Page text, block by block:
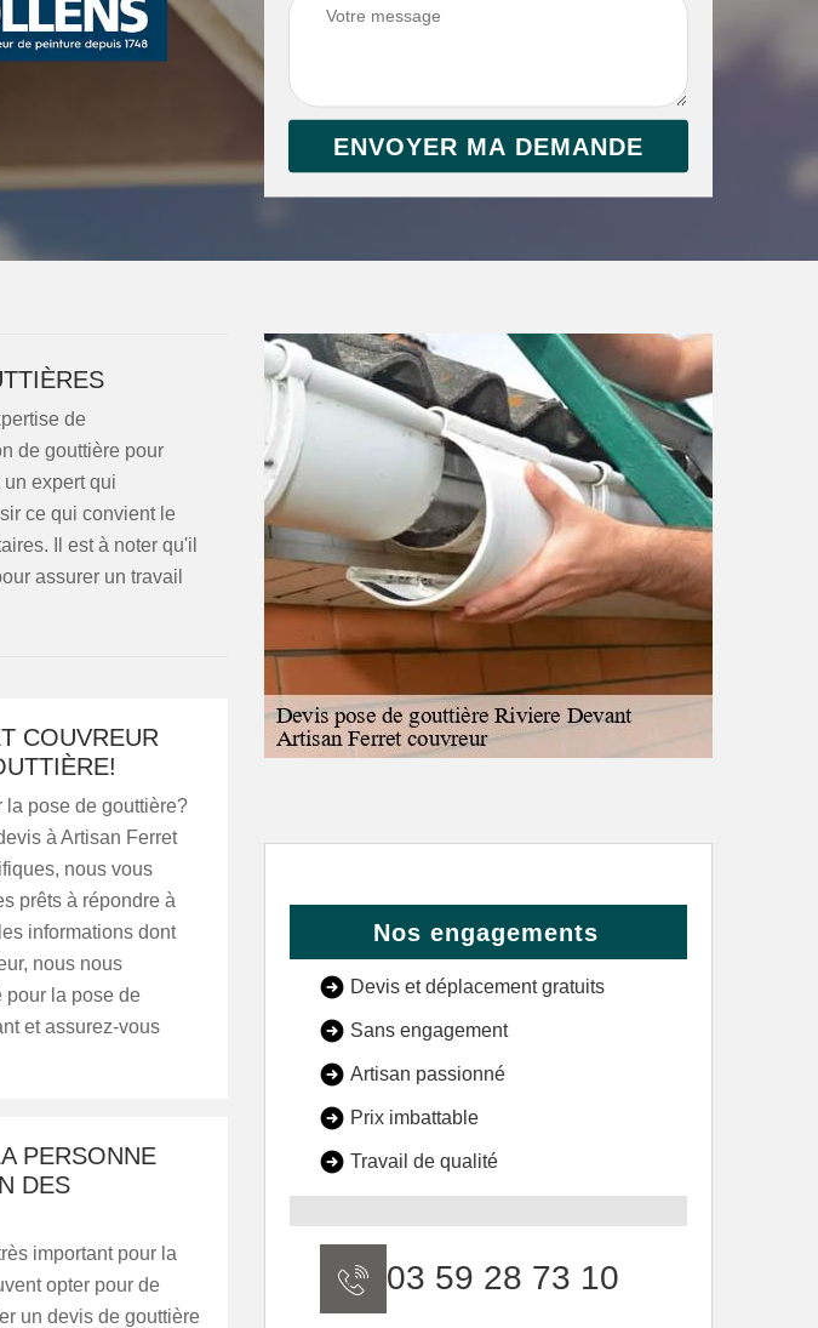
de
de gouttière pour
expert qui
ce qui convient le
Il est à noter qu'il
assurer un travail
COUVREUR
la pose de gouttière?
à Artisan Ferret
nous vous
prêts à répondre à
informations dont
nous nous
pour la pose de
et assurez-vous
PERSONNE
DES
important pour la
opter pour de
un devis de gouttière
Nos engagements
Devis et déplacement gratuits
Sans engagement
Artisan passionné
Prix imbattable
Travail de qualité
03 59 28 73 10